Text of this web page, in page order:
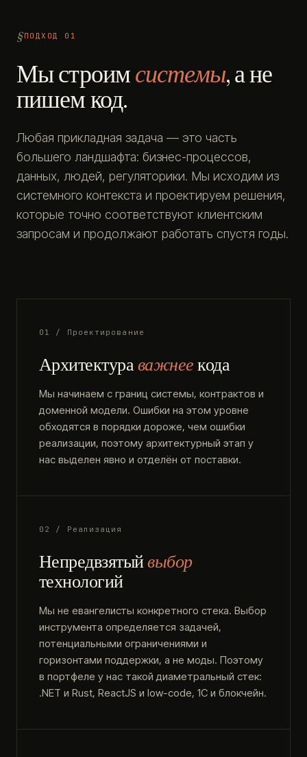
ПОДХОД 01
Мы строимсистемы, а не
пишем код.
Любая прикладная задача — это часть
большего ландшафта: бизнес-процессов,
данных, людей, регуляторики. Мы исходим из
системного контекста и проектируем решения,
которые точно соответствуют клиентским
запросам и продолжают работать спустя годы.
01 / Проектирование
Архитектураважнеекода
Мы начинаем с границ системы, контрактов и
доменной модели. Ошибки на этом уровне
обходятся в порядки дороже, чем ошибки
реализации, поэтому архитектурный этап у
нас выделен явно и отделён от поставки.
02 / Реализация
Непредвзятыйвыбор
технологий
Мы не евангелисты конкретного стека. Выбор
инструмента определяется задачей,
потенциальными ограничениями и
горизонтами поддержки, а не моды. Поэтому
в портфеле у нас такой диаметральный стек:
.NET и Rust, ReactJS и low-code, 1С и блокчейн.